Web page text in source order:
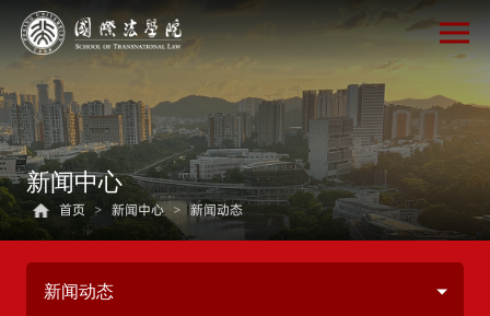
新闻中心
首页 > 新闻中心 > 新闻动态
新闻动态